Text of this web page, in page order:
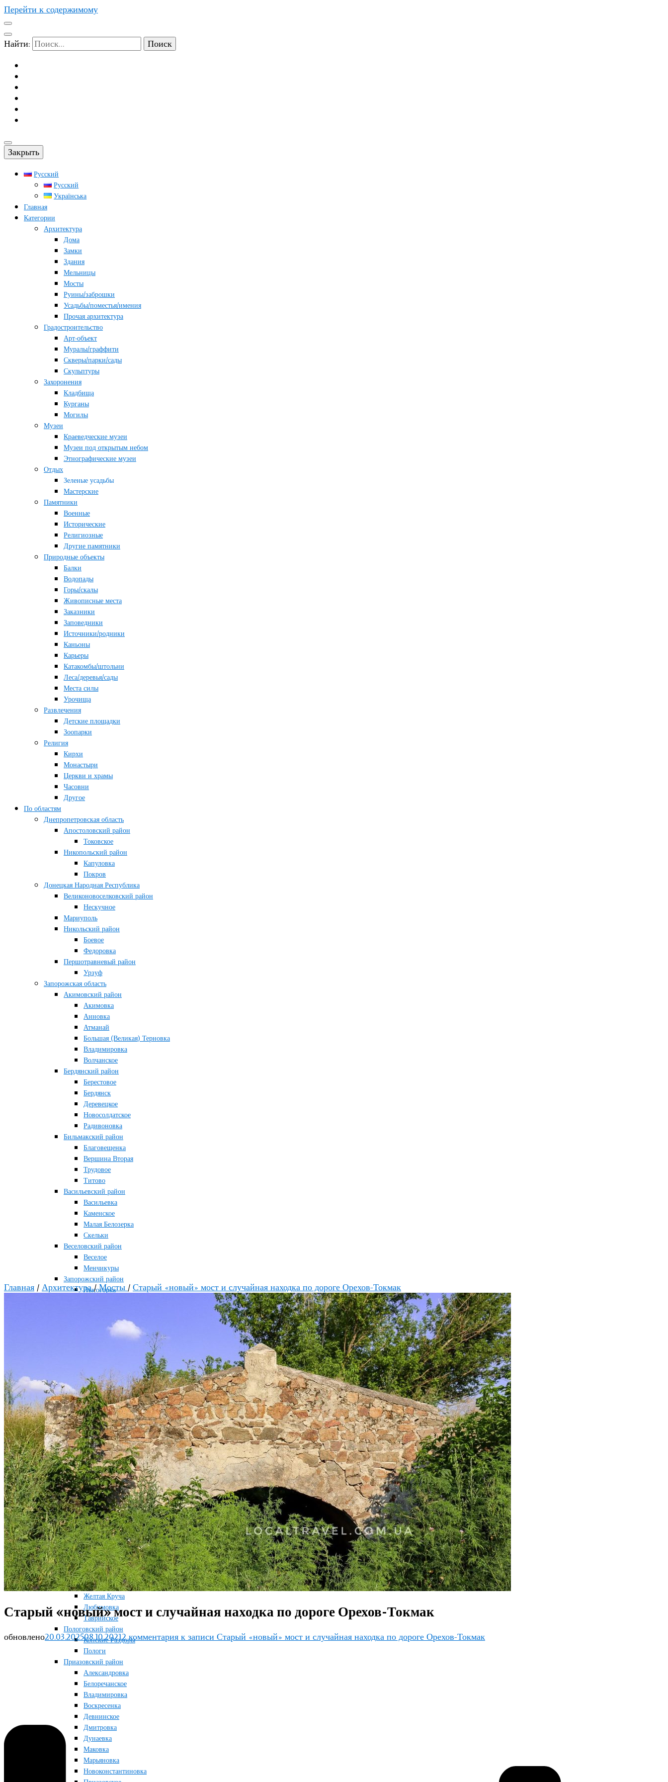
Перейти к содержимому
Найти:
Закрыть
Русский
Русский
Українська
Главная
Категории
Архитектура
Дома
Замки
Здания
Мельницы
Мосты
Руины/заброшки
Усадьбы/поместья/имения
Прочая архитектура
Градостроительство
Арт-объект
Муралы/граффити
Скверы/парки/сады
Скульптуры
Захоронения
Кладбища
Курганы
Могилы
Музеи
Краеведческие музеи
Музеи под открытым небом
Этнографические музеи
Отдых
Зеленые усадьбы
Мастерские
Памятники
Военные
Исторические
Религиозные
Другие памятники
Природные объекты
Балки
Водопады
Горы/скалы
Живописные места
Заказники
Заповедники
Источники/родники
Каньоны
Карьеры
Катакомбы/штольни
Леса/деревья/сады
Места силы
Урочища
Развлечения
Детские площадки
Зоопарки
Религия
Кирхи
Монастыри
Церкви и храмы
Часовни
Другое
По областям
Днепропетровская область
Апостоловский район
Токовское
Никопольский район
Капуловка
Покров
Донецкая Народная Республика
Великоновоселковский район
Нескучное
Мариуполь
Никольский район
Боевое
Федоровка
Першотравневый район
Урзуф
Запорожская область
Акимовский район
Акимовка
Анновка
Атманай
Большая (Великая) Терновка
Владимировка
Волчанское
Бердянский район
Берестовое
Бердянск
Деревецкое
Новосолдатское
Радивоновка
Бильмакский район
Благовещенка
Вершина Вторая
Трудовое
Титово
Васильевский район
Васильевка
Каменское
Малая Белозерка
Скельки
Веселовский район
Веселое
Менчикуры
Запорожский район
Лысогорка
Каменка-Днепровская
Мелитопольский район
Константиновка
Мелитополь
Мордвиновка
Новопилиповка
Орлово
Светлодолинское
Спасское
Старобогдановка
Терпенье
Тихоновка
Михайловский район
Братское
Зразковое
Марьяновка
Плодородное
Новониколаевский район
Новосоленое
Терноватое
Терсянка
Ореховский район
Желтая Круча
Любимовка
Таврийское
Пологовский район
Конские Раздоры
Пологи
Приазовский район
Александровка
Белоречанское
Владимировка
Воскресенка
Девнинское
Дмитровка
Дунаевка
Маковка
Марьяновка
Новоконстантиновка
Главная / Архитектура/ Мосты / Старый «новый» мост и случайная находка по дороге Орехов-Токмак
Старый «новый» мост и случайная находка по дороге Орехов-Токмак
обновлено20.03.202508.10.20212 комментария к записи Старый «новый» мост и случайная находка по дороге Орехов-Токмак